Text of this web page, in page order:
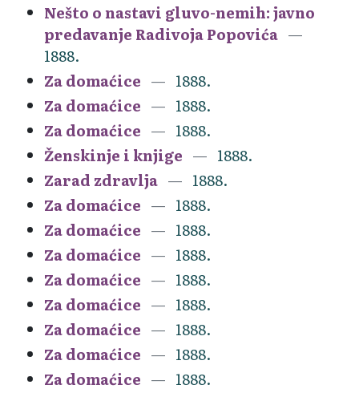
Nešto o nastavi gluvo-nemih: javno
predavanje Radivoja Popovića
1888.
Za domaćice
1888.
Za domaćice
1888.
Za domaćice
1888.
Ženskinje i knjige
1888.
Zarad zdravlja
1888.
Za domaćice
1888.
Za domaćice
1888.
Za domaćice
1888.
Za domaćice
1888.
Za domaćice
1888.
Za domaćice
1888.
Za domaćice
1888.
Za domaćice
1888.